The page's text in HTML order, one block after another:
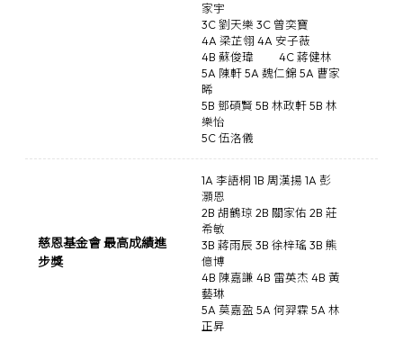
家宇
3C 劉天樂 3C 曾奕寶
4A 梁芷翎 4A 安子薇
4B 蘇俊瑋
4C 蔣健林
5A 陳軒 5A 魏仁錦 5A 曹家
晞
5B 鄧碩賢 5B 林政軒 5B 林
樂怡
5C 伍洛儀
慈恩基金會 最高成績進
步獎
1A 李語桐 1B 周漢揚 1A 彭
灝恩
2B 胡鶴琼 2B 關家佑 2B 莊
希敏
3B 蔣雨辰 3B 徐梓瑤 3B 熊
億博
4B 陳嘉謙 4B 雷英杰 4B 黃
藝琳
5A 莫嘉盈 5A 何羿霖 5A 林
正昇